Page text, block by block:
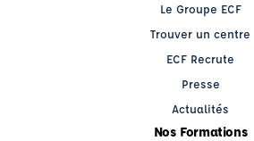
Le Groupe ECF
Trouver un centre
ECF Recrute
Presse
Actualités
Nos Formations